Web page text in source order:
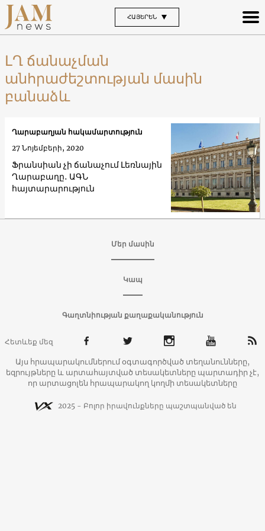
ՀԱՅԵՐԵՆ
ԼՂ ճանաչման
անհրաժեշտության մասին
բանաձև
Ֆրանսիան չի ճանաչում Լեռնային
Ղարաբաղը․ ԱԳՆ
հայտարարություն
Ղարաբաղյան հակամարտություն
27 Նոյեմբերի, 2020
Մեր մասին
Կապ
Գաղտնիության քաղաքականություն
Հետևեք մեզ
Այս հրապարակումներում օգտագործված տեղանունները,
եզրույթները և արտահայտված տեսակետները պարտադիր չէ,
որ արտացոլեն հրապարակող կողմի տեսակետները
2025 - Բոլոր իրավունքները պաշտպանված են